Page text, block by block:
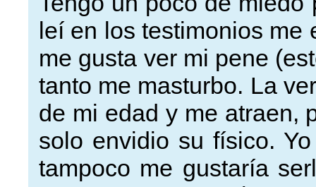
leí en los testimonios me
me gusta ver mi pene
tanto me masturbo. La
de mi edad y me atraen,
solo envidio su físico.
tampoco me gustaría